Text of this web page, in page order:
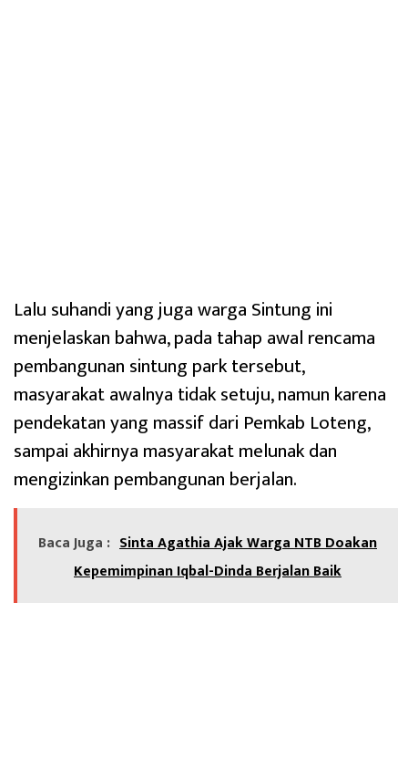
Lalu suhandi yang juga warga Sintung ini
menjelaskan bahwa, pada tahap awal rencama
pembangunan sintung park tersebut,
masyarakat awalnya tidak setuju, namun karena
pendekatan yang massif dari Pemkab Loteng,
sampai akhirnya masyarakat melunak dan
mengizinkan pembangunan berjalan.
Baca Juga : Sinta Agathia Ajak Warga NTB Doakan
Kepemimpinan Iqbal-Dinda Berjalan Baik